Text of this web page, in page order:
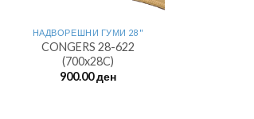
НАДВОРЕШНИ ГУМИ 28"
CONGERS 28-622
(700x28C)
900.00ден